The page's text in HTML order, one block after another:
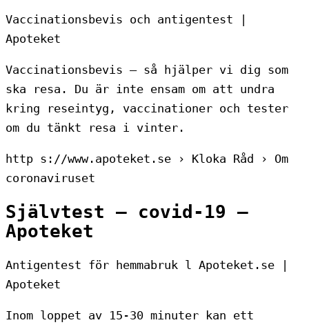
Vaccinationsbevis och antigentest |
Apoteket
Vaccinationsbevis – så hjälper vi dig som
ska resa. Du är inte ensam om att undra
kring reseintyg, vaccinationer och tester
om du tänkt resa i vinter.
http s://www.apoteket.se › Kloka Råd › Om
coronaviruset
Självtest – covid-19 –
Apoteket
Antigentest för hemmabruk l Apoteket.se |
Apoteket
Inom loppet av 15-30 minuter kan ett